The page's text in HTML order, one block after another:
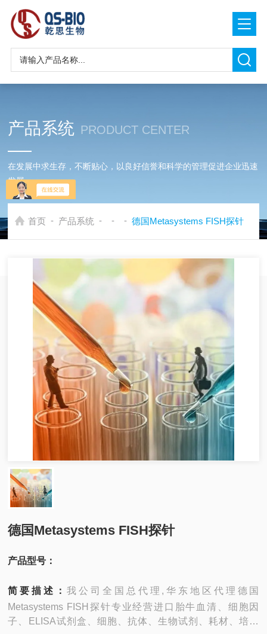
产品系统 PRODUCT CENTER
在发展中求生存，不断贴心，以良好信誉和科学的管理促进企业迅速
发展
首页 - 产品系统 - - - 德国Metasystems FISH探针
德国Metasystems FISH探针
产品型号：
简要描述：我公司全国总代理,华东地区代理德国
Metasystems FISH探针专业经营进口胎牛血清、细胞因
子、ELISA试剂盒、细胞、抗体、生物试剂、耗材、培养